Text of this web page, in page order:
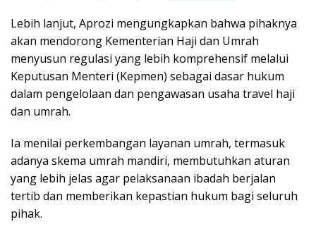
Lebih lanjut, Aprozi mengungkapkan bahwa pihaknya
akan mendorong Kementerian Haji dan Umrah
menyusun regulasi yang lebih komprehensif melalui
Keputusan Menteri (Kepmen) sebagai dasar hukum
dalam pengelolaan dan pengawasan usaha travel haji
dan umrah.
Ia menilai perkembangan layanan umrah, termasuk
adanya skema umrah mandiri, membutuhkan aturan
yang lebih jelas agar pelaksanaan ibadah berjalan
tertib dan memberikan kepastian hukum bagi seluruh
pihak.